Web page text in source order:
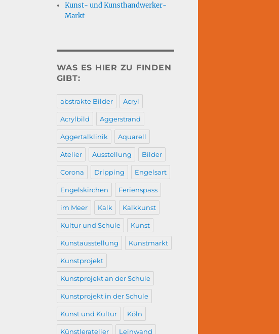
Kunst- und Kunsthandwerker-
Markt
WAS ES HIER ZU FINDEN
GIBT:
abstrakte Bilder Acryl
Acrylbild Aggerstrand
Aggertalklinik Aquarell
Atelier Ausstellung Bilder
Corona Dripping Engelsart
Engelskirchen Ferienspass
im Meer Kalk Kalkkunst
Kultur und Schule Kunst
Kunstausstellung Kunstmarkt
Kunstprojekt
Kunstprojekt an der Schule
Kunstprojekt in der Schule
Kunst und Kultur Köln
Künstleratelier Leinwand